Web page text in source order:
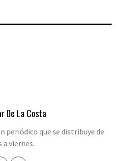
De La Costa
periódico que se distribuye de
a viernes.